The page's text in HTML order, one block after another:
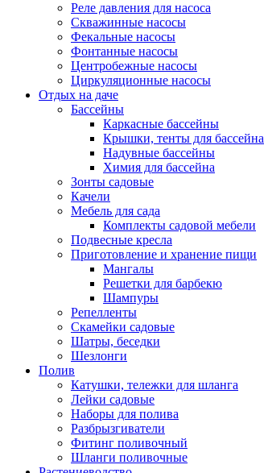
Реле давления для насоса
Скважинные насосы
Фекальные насосы
Фонтанные насосы
Центробежные насосы
Циркуляционные насосы
Отдых на даче
Бассейны
Каркасные бассейны
Крышки, тенты для бассейна
Надувные бассейны
Химия для бассейна
Зонты садовые
Качели
Мебель для сада
Комплекты садовой мебели
Подвесные кресла
Приготовление и хранение пищи
Мангалы
Решетки для барбекю
Шампуры
Репелленты
Скамейки садовые
Шатры, беседки
Шезлонги
Полив
Катушки, тележки для шланга
Лейки садовые
Наборы для полива
Разбрызгиватели
Фитинг поливочный
Шланги поливочные